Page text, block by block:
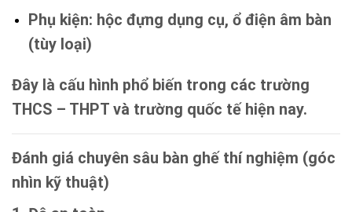
Phụ kiện: hộc đựng dụng cụ, ổ điện âm bàn
(tùy loại)
Đây là cấu hình phổ biến trong các trường
THCS – THPT và trường quốc tế hiện nay.
Đánh giá chuyên sâu bàn ghế thí nghiệm (góc
nhìn kỹ thuật)